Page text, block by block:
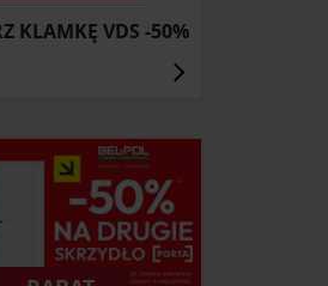
KLAMKĘ VDS -50%